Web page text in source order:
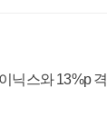
닉스와 13%p 격